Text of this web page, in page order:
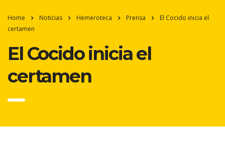
Home Noticias Hemeroteca Prensa
El Cocido inicia el
certamen
El Cocido inicia el
certamen